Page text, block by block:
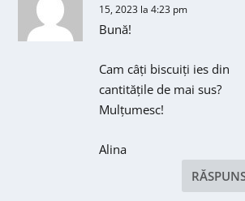
15, 2023 la 4:23 pm
Bună!
Cam câți biscuiți ies din
cantitățile de mai sus?
Mulțumesc!
Alina